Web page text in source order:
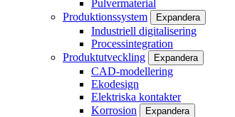
Pulvermaterial
Produktionssystem
Expandera
Industriell digitalisering
Processintegration
Produktutveckling
Expandera
CAD-modellering
Ekodesign
Elektriska kontakter
Korrosion
Expandera